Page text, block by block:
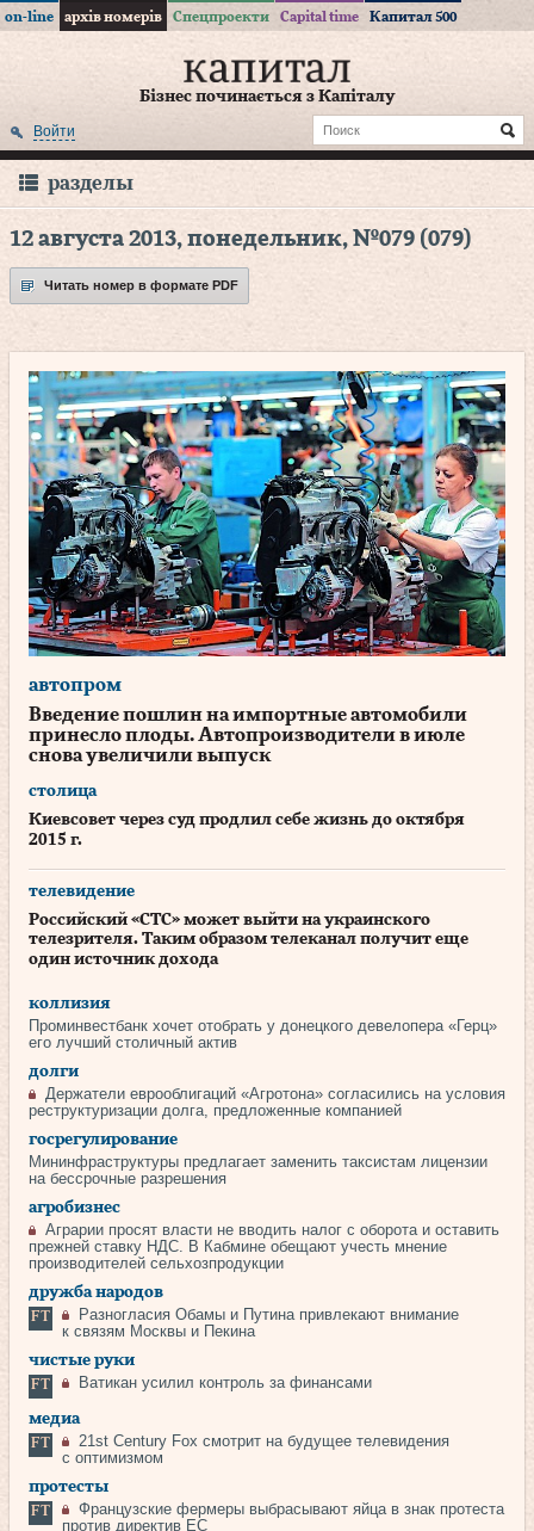
on-line архів номерів Спецпроекти Capital time Капитал 500
Бізнес починається з Капіталу
Войти
разделы
12 августа 2013, понедельник, №079 (079)
Читать номер в формате PDF
автопром
Введение пошлин на импортные автомобили
принесло плоды. Автопроизводители в июле
снова увеличили выпуск
столица
Киевсовет через суд продлил себе жизнь до октября
2015 г.
телевидение
Российский «СТС» может выйти на украинского
телезрителя. Таким образом телеканал получит еще
один источник дохода
коллизия
Проминвестбанк хочет отобрать у донецкого девелопера «Герц»
его лучший столичный актив
долги
Держатели еврооблигаций «Агротона» согласились на условия
реструктуризации долга, предложенные компанией
госрегулирование
Мининфраструктуры предлагает заменить таксистам лицензии
на бессрочные разрешения
агробизнес
Аграрии просят власти не вводить налог с оборота и оставить
прежней ставку НДС. В Кабмине обещают учесть мнение
производителей сельхозпродукции
дружба народов
Разногласия Обамы и Путина привлекают внимание
к связям Москвы и Пекина
чистые руки
Ватикан усилил контроль за финансами
медиа
21st Century Fox смотрит на будущее телевидения
с оптимизмом
протесты
Французские фермеры выбрасывают яйца в знак протеста
против директив ЕС